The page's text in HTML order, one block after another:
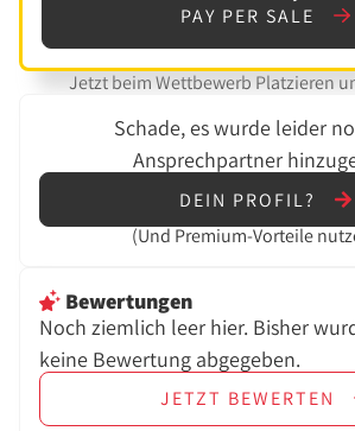
PAY PER SALE
Jetzt beim Wettbewerb Platzieren
Schade, es wurde leider
Ansprechpartner
DEIN PROFIL?
(Und Premium-Vorteile
Bewertungen
Noch ziemlich leer hier. Bisher
keine Bewertung abgegeben.
JETZT BEWERTEN